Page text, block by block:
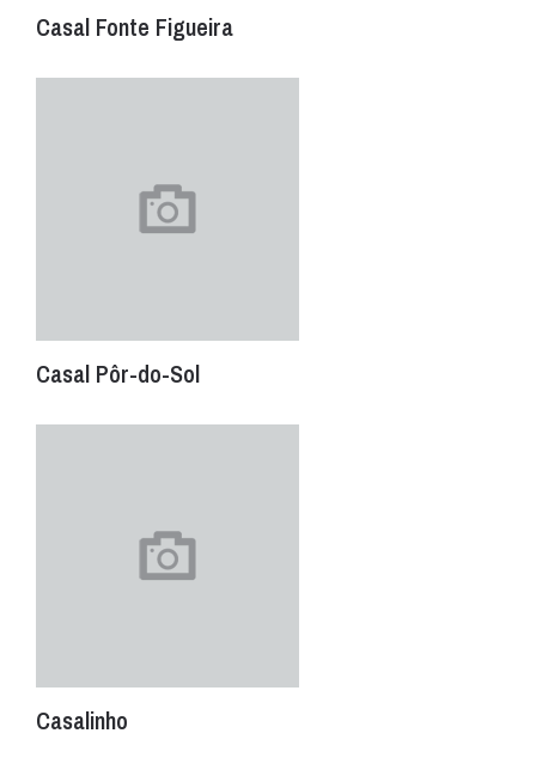
Casal Fonte Figueira
Casal Pôr-do-Sol
Casalinho